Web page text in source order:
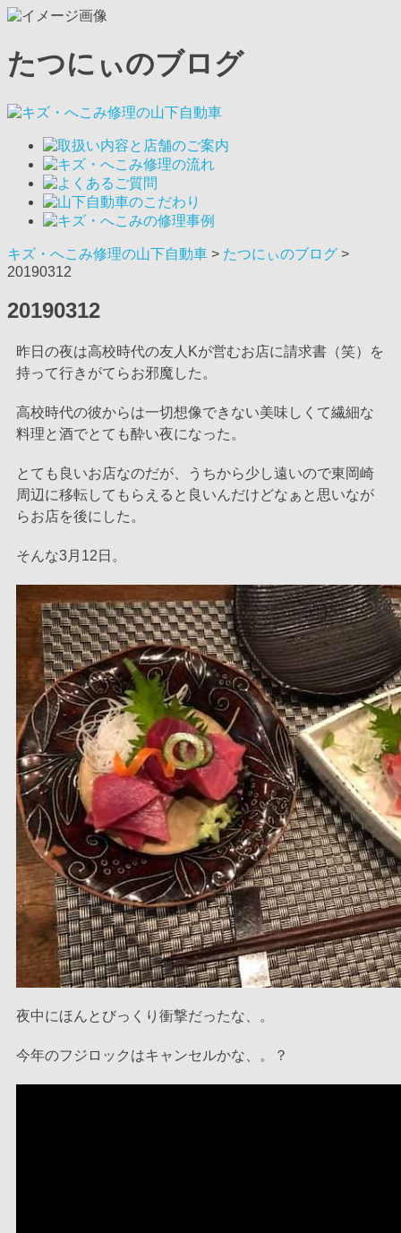
たつにぃのブログ
キズ・へこみ修理の山下自動車 > たつにぃのブログ >
20190312
20190312
昨日の夜は高校時代の友人Kが営むお店に請求書（笑）を
持って行きがてらお邪魔した。
高校時代の彼からは一切想像できない美味しくて繊細な
料理と酒でとても酔い夜になった。
とても良いお店なのだが、うちから少し遠いので東岡崎
周辺に移転してもらえると良いんだけどなぁと思いなが
らお店を後にした。
そんな3月12日。
夜中にほんとびっくり衝撃だったな、。
今年のフジロックはキャンセルかな、。？